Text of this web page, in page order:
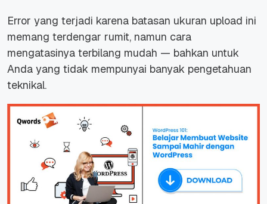
Error yang terjadi karena batasan ukuran upload ini
memang terdengar rumit, namun cara
mengatasinya terbilang mudah — bahkan untuk
Anda yang tidak mempunyai banyak pengetahuan
teknikal.